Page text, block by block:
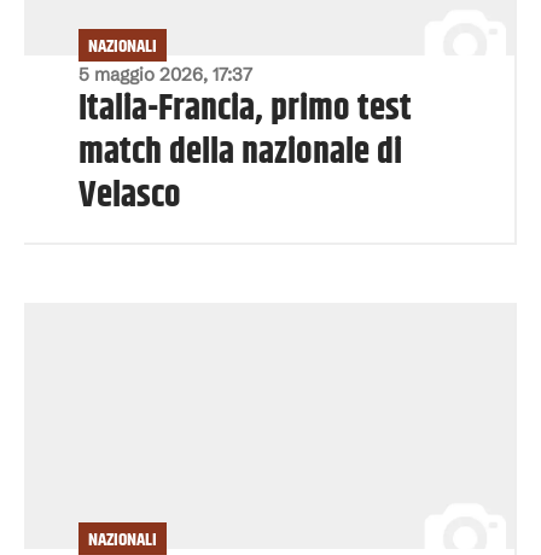
5 maggio 2026, 17:37
NAZIONALI
Italia-Francia, primo test
match della nazionale di
Velasco
NAZIONALI